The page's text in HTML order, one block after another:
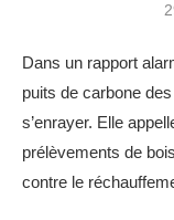
Dans un rapport
puits de carbone
s’enrayer. Elle
prélèvements de
contre le